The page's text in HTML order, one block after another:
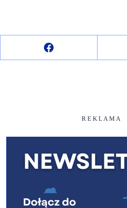
R E K L A M A